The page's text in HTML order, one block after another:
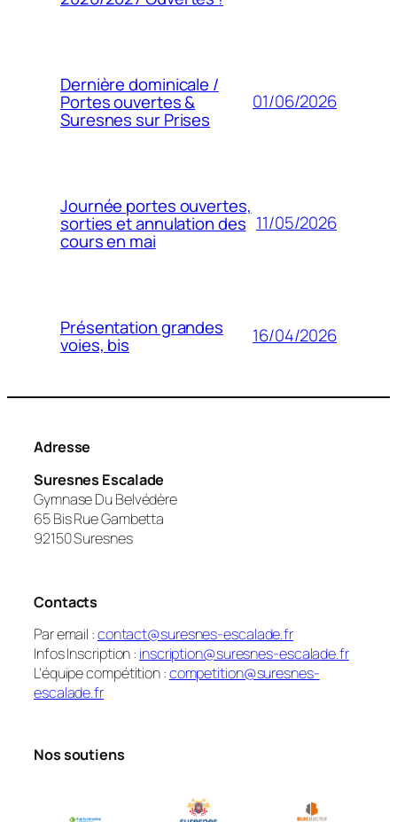
Dernière dominicale /
Portes ouvertes &
Suresnes sur Prises
01/06/2026
Journée portes ouvertes,
sorties et annulation des
cours en mai
11/05/2026
Présentation grandes
voies, bis 16/04/2026
Adresse
Suresnes Escalade
Gymnase Du Belvédère
65 Bis Rue Gambetta
92150 Suresnes
Contacts
Par email :contact@suresnes-escalade.fr
Infos Inscription : inscription@suresnes-escalade.fr
L’équipe compétition :competition@suresnes-
escalade.fr
Nos soutiens